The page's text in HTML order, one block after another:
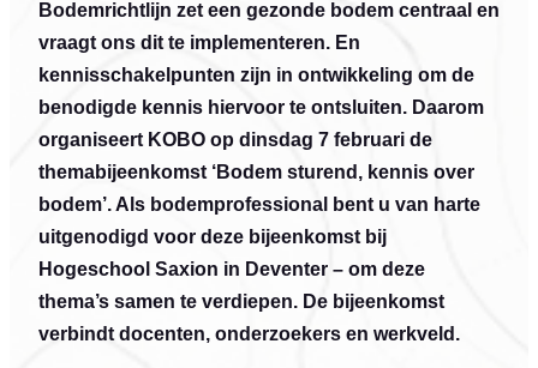
Bodemrichtlijn zet een gezonde bodem centraal en
vraagt ons dit te implementeren. En
kennisschakelpunten zijn in ontwikkeling om de
benodigde kennis hiervoor te ontsluiten. Daarom
organiseert KOBO op dinsdag 7 februari de
themabijeenkomst ‘Bodem sturend, kennis over
bodem’. Als bodemprofessional bent u van harte
uitgenodigd voor deze bijeenkomst bij
Hogeschool Saxion in Deventer – om deze
thema’s samen te verdiepen. De bijeenkomst
verbindt docenten, onderzoekers en werkveld.